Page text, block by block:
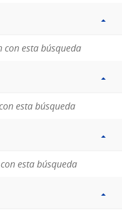
con esta búsqueda
esta búsqueda
esta búsqueda